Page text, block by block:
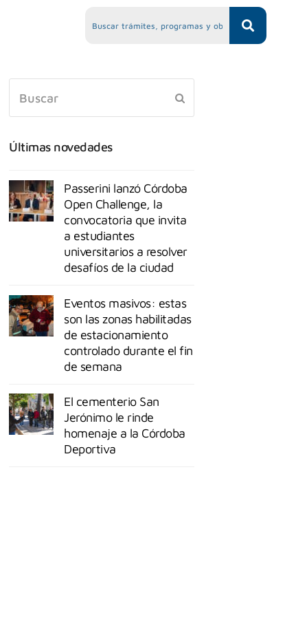
Últimas novedades
Passerini lanzó Córdoba
Open Challenge, la
convocatoria que invita
a estudiantes
universitarios a resolver
desafíos de la ciudad
Eventos masivos: estas
son las zonas habilitadas
de estacionamiento
controlado durante el fin
de semana
El cementerio San
Jerónimo le rinde
homenaje a la Córdoba
Deportiva